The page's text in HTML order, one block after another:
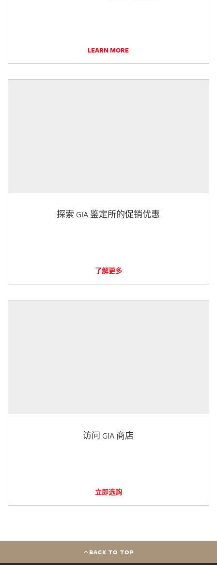
LEARN MORE
探索 GIA 鉴定所的促销优惠
了解更多
访问 GIA 商店
立即选购
BACK TO TOP